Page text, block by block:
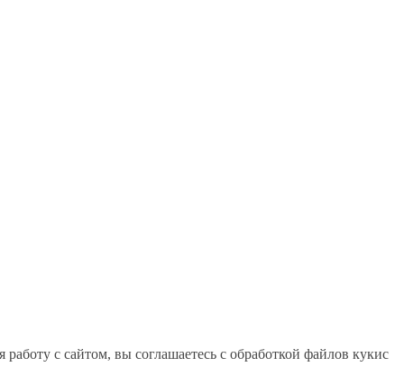
с сайтом, вы соглашаетесь с обработкой файлов кукис